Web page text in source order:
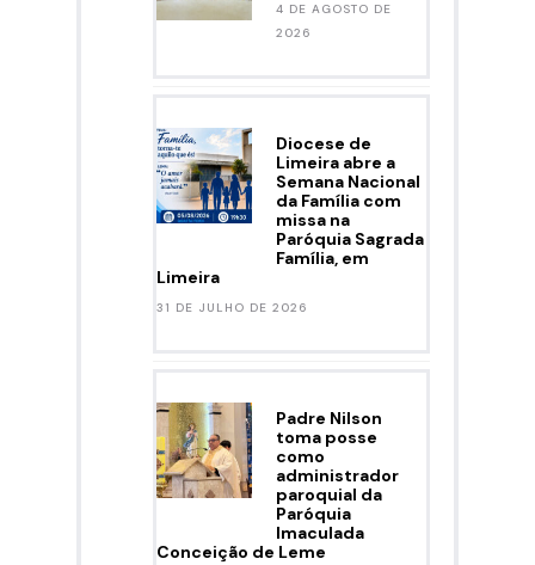
4 DE AGOSTO DE
2026
Diocese de
Limeira abre a
Semana Nacional
da Família com
missa na
Paróquia Sagrada
Família, em
Limeira
31 DE JULHO DE 2026
Padre Nilson
toma posse
como
administrador
paroquial da
Paróquia
Imaculada
Conceição de Leme